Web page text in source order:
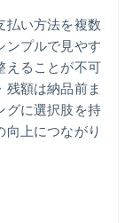
払い方法を複数
ンプルで見やす
えることが不可
残額は納品前ま
グに選択肢を持
向上につながり